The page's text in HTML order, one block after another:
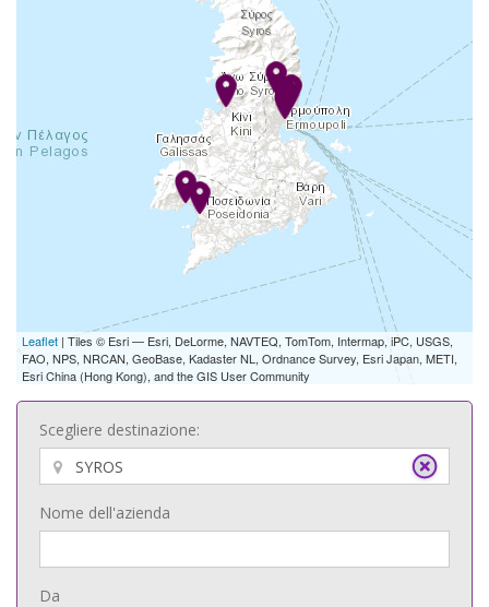
Leaflet | Tiles © Esri — Esri, DeLorme, NAVTEQ, TomTom, Intermap, iPC, USGS,
FAO, NPS, NRCAN, GeoBase, Kadaster NL, Ordnance Survey, Esri Japan, METI,
Esri China (Hong Kong), and the GIS User Community
Scegliere destinazione:
Nome dell'azienda
Da